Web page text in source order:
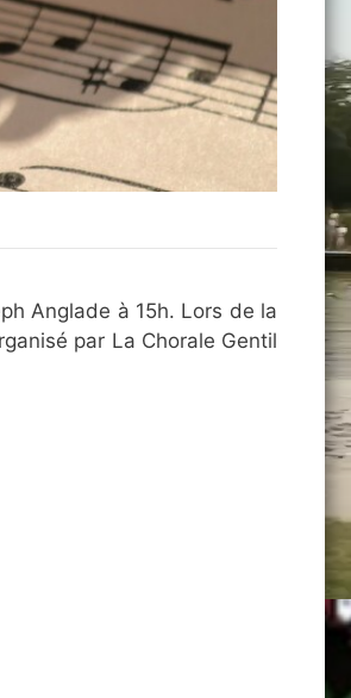
Anglade à 15h. Lors de la
par La Chorale Gentil